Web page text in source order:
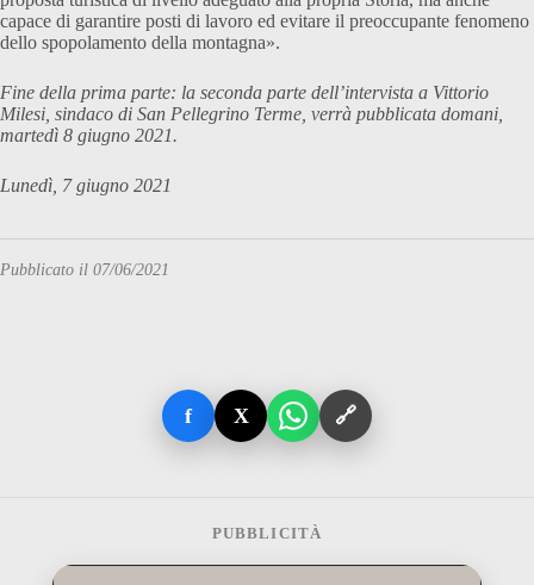
capace di garantire posti di lavoro ed evitare il preoccupante fenomeno
dello spopolamento della montagna».
Fine della prima parte: la seconda parte dell’intervista a Vittorio
Milesi, sindaco di San Pellegrino Terme, verrà pubblicata domani,
martedì 8 giugno 2021.
Lunedì, 7 giugno 2021
Pubblicato il 07/06/2021
f X 🔗
PUBBLICITÀ